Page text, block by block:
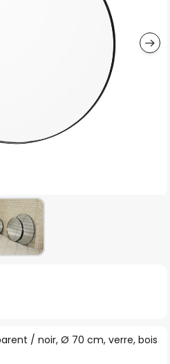
/ noir, Ø 70 cm, verre, bois